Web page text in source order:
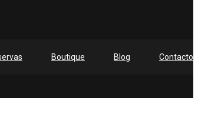
Boutique Blog Contacto